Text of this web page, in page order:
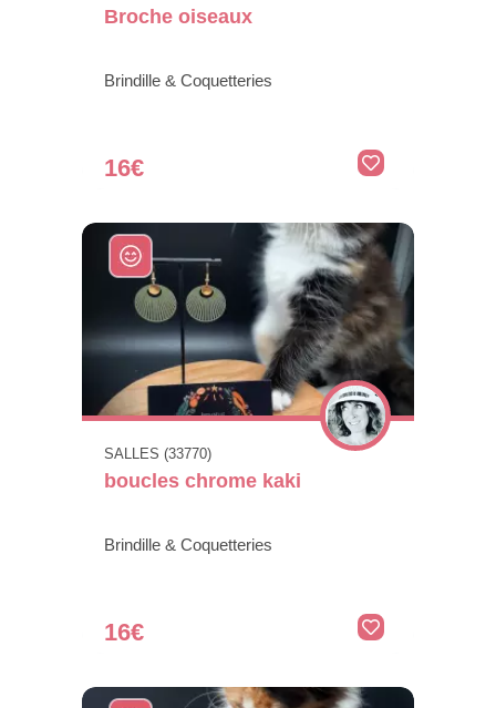
Broche oiseaux
Brindille & Coquetteries
16€
SALLES (33770)
boucles chrome kaki
Brindille & Coquetteries
16€